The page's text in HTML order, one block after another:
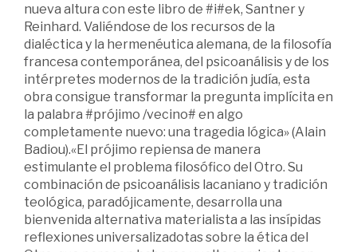
nueva altura con este libro de #i#ek, Santner y
Reinhard. Valiéndose de los recursos de la
dialéctica y la hermenéutica alemana, de la filosofía
francesa contemporánea, del psicoanálisis y de los
intérpretes modernos de la tradición judía, esta
obra consigue transformar la pregunta implícita en
la palabra #prójimo /vecino# en algo
completamente nuevo: una tragedia lógica» (Alain
Badiou).«El prójimo repiensa de manera
estimulante el problema filosófico del Otro. Su
combinación de psicoanálisis lacaniano y tradición
teológica, paradójicamente, desarrolla una
bienvenida alternativa materialista a las insípidas
reflexiones universalizadotas sobre la ética del